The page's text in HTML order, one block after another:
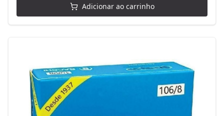
Adicionar ao carrinho